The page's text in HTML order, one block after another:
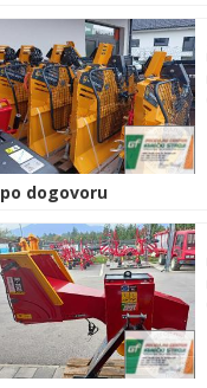
po dogovoru